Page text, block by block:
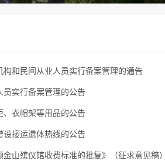
和民间从业人员实行备案管理的通告
实行备案管理的公告
衣帽架等用品的公告
接运遗体热线的公告
山殡仪馆收费标准的批复》（征求意见稿